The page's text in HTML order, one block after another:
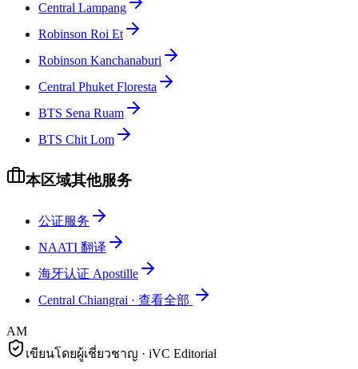
Central Lampang
Robinson Roi Et
Robinson Kanchanaburi
Central Phuket Floresta
BTS Sena Ruam
BTS Chit Lom
本区域其他服务
公证服务
NAATI 翻译
海牙认证 Apostille
Central Chiangrai · 查看全部
AM
เขียนโดยผู้เชี่ยวชาญ · iVC Editorial